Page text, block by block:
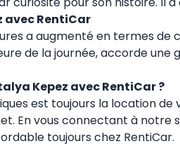
avec RentiCar
a augmenté en termes de
de la journée, accorde
Kepez avec RentiCar ?
est toujours la location
En vous connectant à
toujours chez RentiCar.